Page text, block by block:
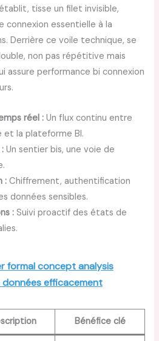
tisse un filet invisible,
connexion essentielle à la
Derrière ce voile technique, se
non pas répétitive mais
assure performance bi connexion
réel : Un flux continu entre
la plateforme BI.
Un sentier bis, une voie de
: Chiffrement, authentification
données sensibles.
: Suivi proactif des états de
formal concept analysis
efficacement
Bénéfice clé